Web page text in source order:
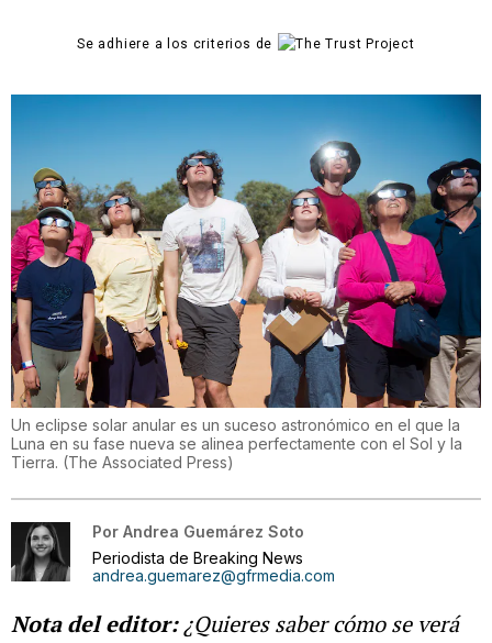
Se adhiere a los criterios de
Un eclipse solar anular es un suceso astronómico en el que la
Luna en su fase nueva se alinea perfectamente con el Sol y la
Tierra. (The Associated Press)
Por Andrea Guemárez Soto
Periodista de Breaking News
andrea.guemarez@gfrmedia.com
Nota del editor:¿Quieres saber cómo se verá